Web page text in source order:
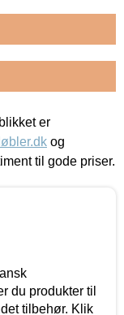
er
og
til gode priser.
du produkter til
tilbehør. Klik